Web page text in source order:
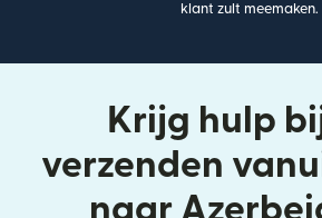
klant zult meemaken.
Krijg hulp
verzenden
naar